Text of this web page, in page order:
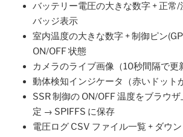
バッテリー電圧の大きな数字 + 正常/
バッジ表示
室内温度の大きな数字 + 制御ピン
ON/OFF 状態
カメラのライブ画像（10秒間隔で更
動体検知インジケータ（赤いドット
SSR 制御の ON/OFF 温度をブラウ
定 → SPIFFS に保存
電圧ログ CSV ファイル一覧 + ダウ